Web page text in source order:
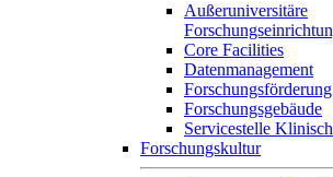
Außeruniversitäre
Core Facilities
Datenmanagement
Forschungsförderung
Forschungsgebäude
Servicestelle
Forschungskultur